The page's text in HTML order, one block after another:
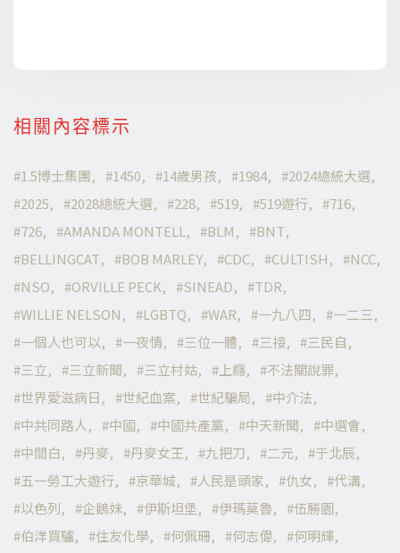
相關內容標示
1.5博士集團 1450 14歲男孩 1984
2024總統大選
2025
2028總統大選 228 519 519遊行
716
726
AMANDA MONTELL BLM
BNT
BELLINGCAT
BOB MARLEY CDC CULTISH
NCC
NSO
ORVILLE PECK SINEAD
TDR
WILLIE NELSON
LGBTQ WAR 一九八四
一二三
一個人也可以
一夜情 三位一體 三接
三民自
三立
三立新聞 三立村姑 上癮
不法關說罪
世界愛滋病日
世紀血案 世紀騙局
中介法
中共同路人
中國 中國共產黨 中天新聞
中選會
中間白
丹麥 丹麥女王 九把刀 二元
于北辰
五一勞工大遊行
京華城 人民是頭家 仇女
代溝
以色列
企鵝妹 伊斯坦堡 伊瑪莫魯
伍勝園
伯洋買驢
住友化學 何佩珊 何志偉
何明輝